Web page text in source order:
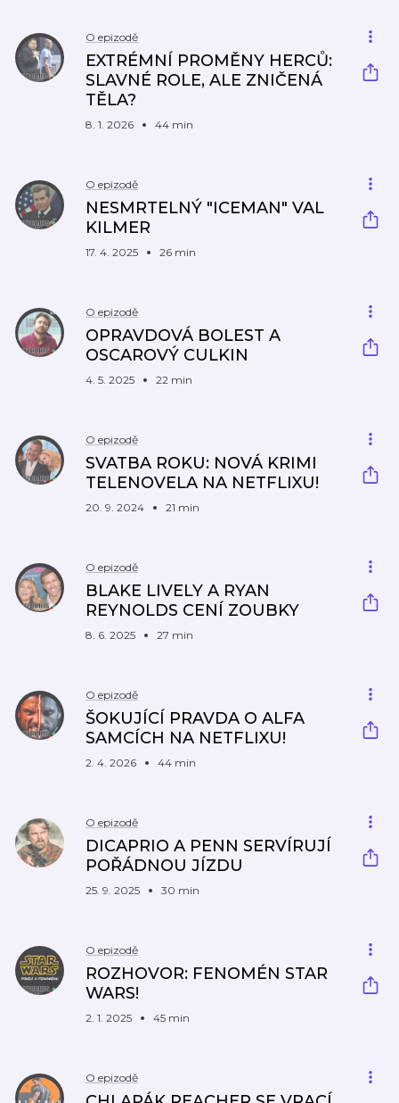
O epizodě
EXTRÉMNÍ PROMĚNY HERCŮ:
SLAVNÉ ROLE, ALE ZNIČENÁ
TĚLA?
8. 1. 2026 44 min
O epizodě
NESMRTELNÝ "ICEMAN" VAL
KILMER
17. 4. 2025 26 min
O epizodě
OPRAVDOVÁ BOLEST A
OSCAROVÝ CULKIN
4. 5. 2025 22 min
O epizodě
SVATBA ROKU: NOVÁ KRIMI
TELENOVELA NA NETFLIXU!
20. 9. 2024 21 min
O epizodě
BLAKE LIVELY A RYAN
REYNOLDS CENÍ ZOUBKY
8. 6. 2025 27 min
O epizodě
ŠOKUJÍCÍ PRAVDA O ALFA
SAMCÍCH NA NETFLIXU!
2. 4. 2026 44 min
O epizodě
DICAPRIO A PENN SERVÍRUJÍ
POŘÁDNOU JÍZDU
25. 9. 2025 30 min
O epizodě
ROZHOVOR: FENOMÉN STAR
WARS!
2. 1. 2025 45 min
O epizodě